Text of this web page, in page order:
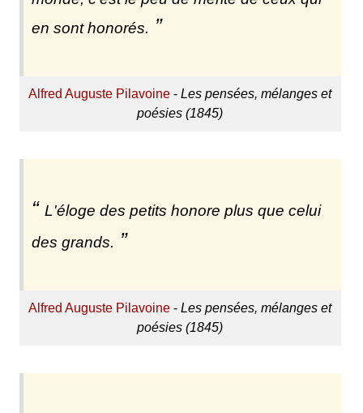
en sont honorés.
Alfred Auguste Pilavoine -Les pensées, mélanges et
poésies (1845)
L'éloge des petits honore plus que celui
des grands.
Alfred Auguste Pilavoine -Les pensées, mélanges et
poésies (1845)